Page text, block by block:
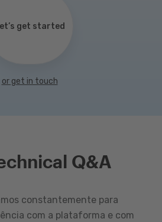
get started
or get in touch
Q&A
constantemente para
com a plataforma e com